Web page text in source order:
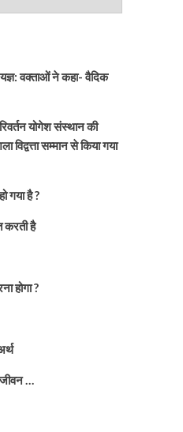
वक्ताओं ने कहा- वैदिक
योगेश संस्थान की
विद्वत्ता सम्मान से किया गया
गया है ?
करती है
होगा ?
जीवन …